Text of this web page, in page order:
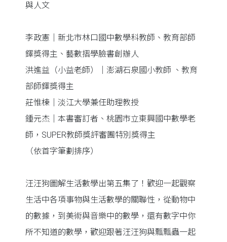
與人文
李政憲｜新北市林口國中數學科教師、教育部師
鐸獎得主、藝數摺學臉書創辦人
洪進益（小益老師）｜澎湖石泉國小教師 、教育
部師鐸獎得主
莊惟棟｜淡江大學兼任助理教授
鍾元杰｜本書審訂者、桃園市立東興國中數學老
師，SUPER教師獎評審團特別獎得主
（依首字筆劃排序）
汪汪狗圖解生活數學出第五集了！歡迎一起觀察
生活中各項事物與生活數學的關聯性，從動物中
的數據，到美術與音樂中的數學，還有數字中你
所不知道的數學，歡迎跟著汪汪狗與瓢瓢蟲一起